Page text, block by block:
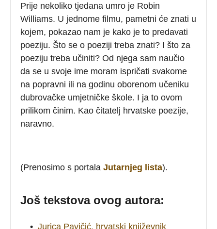
Prije nekoliko tjedana umro je Robin
Williams. U jednome filmu, pametni će znati u
kojem, pokazao nam je kako je to predavati
poeziju. Što se o poeziji treba znati? I što za
poeziju treba učiniti? Od njega sam naučio
da se u svoje ime moram ispričati svakome
na popravni ili na godinu oborenom učeniku
dubrovačke umjetničke škole. I ja to ovom
prilikom činim. Kao čitatelj hrvatske poezije,
naravno.
(Prenosimo s portalaJutarnjeg lista).
Još tekstova ovog autora:
• Jurica Pavičić, hrvatski književnik